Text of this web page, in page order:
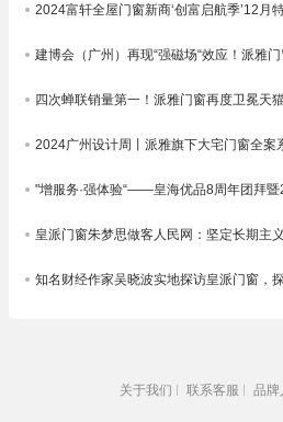
2024广州设计周丨派雅旗下大宅门窗全案
关于我们 联系客服 品牌